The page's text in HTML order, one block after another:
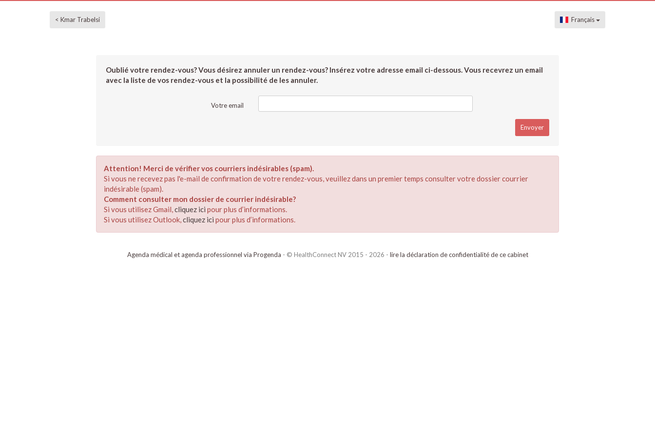
< Kmar Trabelsi Français
Oublié votre rendez-vous? Vous désirez annuler un rendez-vous? Insérez votre adresse email ci-dessous. Vous recevrez un email
avec la liste de vos rendez-vous et la possibilité de les annuler.
Votre email
Attention! Merci de vérifier vos courriers indésirables (spam).
Si vous ne recevez pas l'e-mail de confirmation de votre rendez-vous, veuillez dans un premier temps consulter votre dossier courrier
indésirable (spam).
Comment consulter mon dossier de courrier indésirable?
Si vous utilisez Gmail,cliquez ici pour plus d’informations.
Si vous utilisez Outlook,cliquez ici pour plus d’informations.
Agenda médical et agenda professionnel via Progenda - © HealthConnect NV 2015 - 2026 - lire la déclaration de confidentialité de ce cabinet